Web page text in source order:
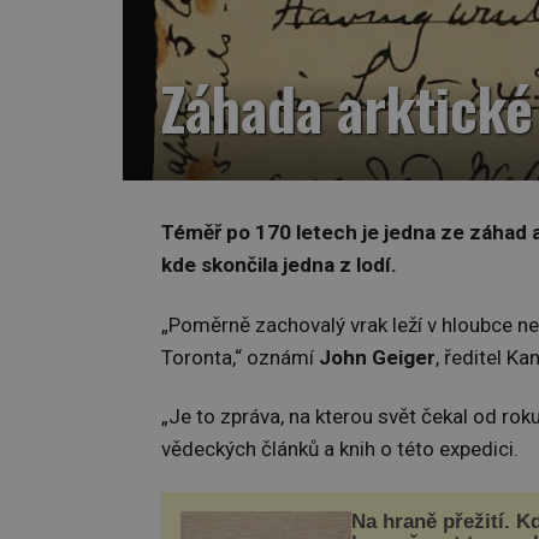
Záhada
Téměř po 170 letech je jedna ze
kde skončila jedna z lodí.
„Poměrně zachovalý vrak leží v hloubce
Toronta,“ oznámí John Geiger, ředitel
„Je to zpráva, na kterou svět čekal od
vědeckých článků a knih o této expedici.
Na hraně přežití.